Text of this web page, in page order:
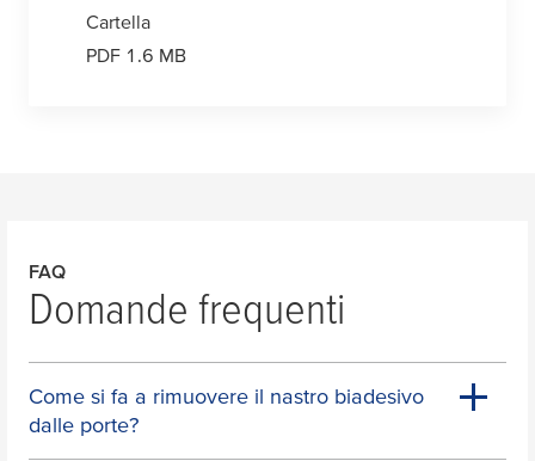
Cartella
PDF 1.6 MB
FAQ
Domande frequenti
Come si fa a rimuovere il nastro biadesivo
dalle porte?